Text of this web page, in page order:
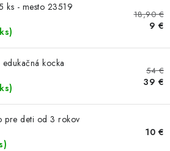
ks - mesto 23519
18,90 €
9 €
kocka
54 €
39 €
pre deti od 3 rokov
10 €